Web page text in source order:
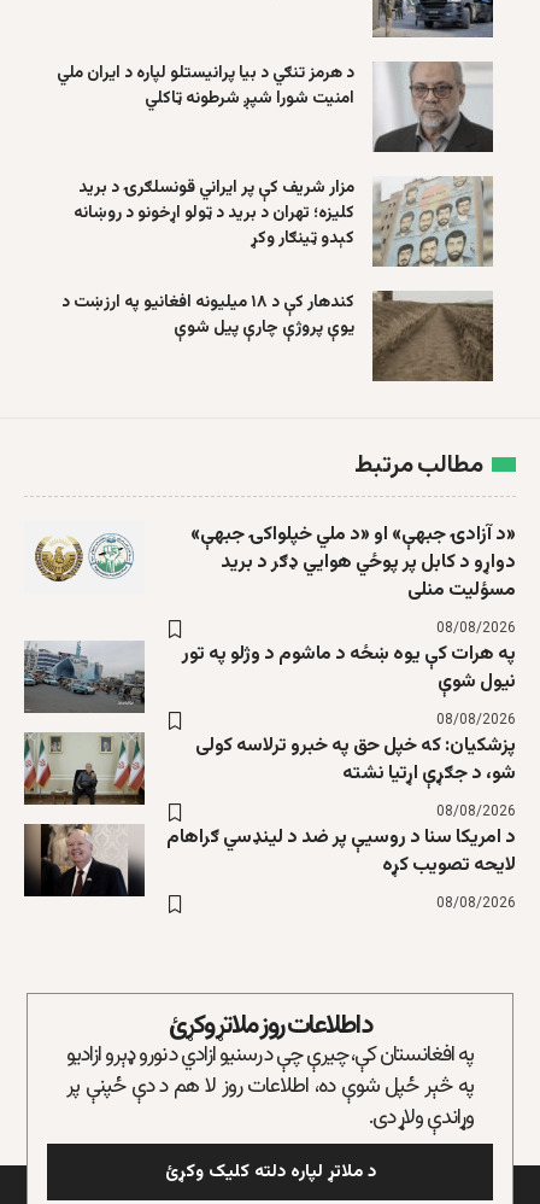
د هرمز تنګي د بیا پرانیستلو لپاره د ایران ملي
امنیت شورا شپږ شرطونه ټاکلي
مزار شریف کې پر ایراني قونسلګرۍ د برید
کلیزه؛ تهران د برید د ټولو اړخونو د روښانه
کېدو ټینګار وکړ
کندهار کې د ۱۸ میلیونه افغانیو په ارزښت د
یوې پروژې چارې پیل شوې
مطالب مرتبط
«د آزادۍ جبهې» او «د ملي خپلواکۍ جبهې»
دواړو د کابل پر پوځي هوايي ډګر د برید
مسؤلیت منلی
08/08/2026
په هرات کې یوه ښځه د ماشوم د وژلو په تور
نیول شوې
08/08/2026
پزشکیان: که خپل حق په خبرو ترلاسه کولی
شو، د جګړې اړتیا نشته
08/08/2026
د امریکا سنا د روسیې پر ضد د لینډسي ګراهام
لایحه تصویب کړه
08/08/2026
د اطلاعات روز ملاتړ وکړئ
په افغانستان کې، چیرې چې د رسنیو ازادي د نورو ډېرو ازادیو
په څېر ځپل شوې ده، اطلاعات روز لا هم د دې ځپنې پر
وړاندې ولاړ دی.
د ملاتړ لپاره دلته کلیک وکړئ